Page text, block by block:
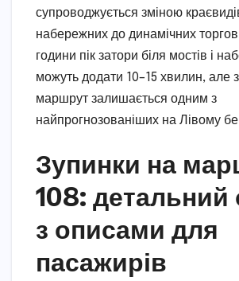
супроводжується зміною
набережних до динамічних
години пік затори біля мостів і
можуть додати 10–15 хвилин, але
маршрут залишається одним з
найпрогнозованіших на Лівому
Зупинки на
108: детальний
з описами для
пасажирів